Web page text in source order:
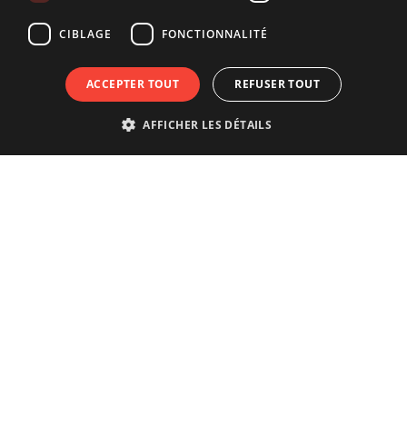
CIBLAGE FONCTIONNALITÉ
ACCEPTER TOUT REFUSER TOUT
AFFICHER LES DÉTAILS